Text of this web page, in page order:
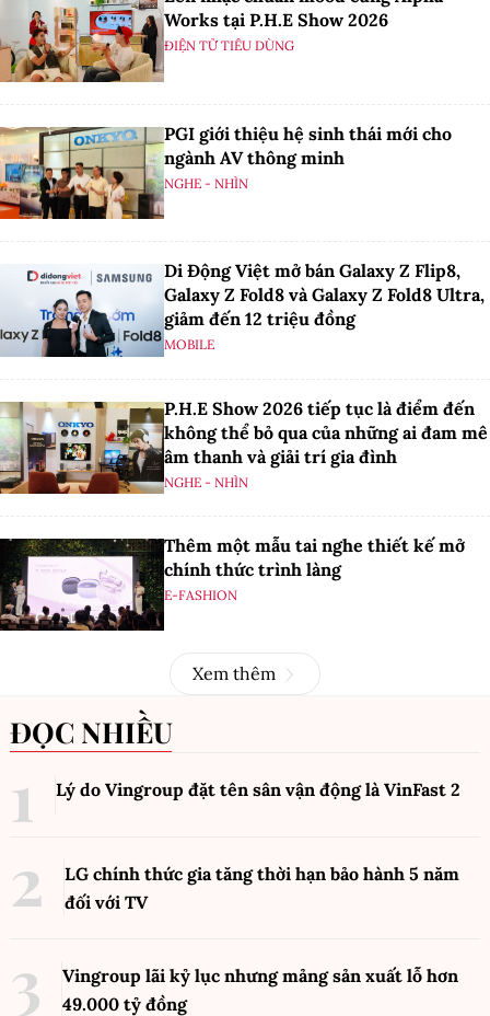
Works tại P.H.E Show 2026
ĐIỆN TỬ TIÊU DÙNG
PGI giới thiệu hệ sinh thái mới cho
ngành AV thông minh
NGHE - NHÌN
Di Động Việt mở bán Galaxy Z Flip8,
Galaxy Z Fold8 và Galaxy Z Fold8 Ultra,
giảm đến 12 triệu đồng
MOBILE
P.H.E Show 2026 tiếp tục là điểm đến
không thể bỏ qua của những ai đam mê
âm thanh và giải trí gia đình
NGHE - NHÌN
Thêm một mẫu tai nghe thiết kế mở
chính thức trình làng
E-FASHION
Xem thêm
ĐỌC NHIỀU
Lý do Vingroup đặt tên sân vận động là VinFast 2
LG chính thức gia tăng thời hạn bảo hành 5 năm
đối với TV
Vingroup lãi kỷ lục nhưng mảng sản xuất lỗ hơn
49.000 tỷ đồng